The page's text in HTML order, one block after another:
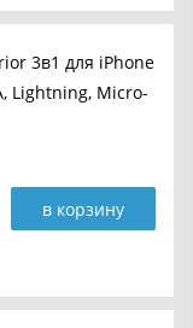
3в1 для iPhone
Lightning, Micro-
в корзину